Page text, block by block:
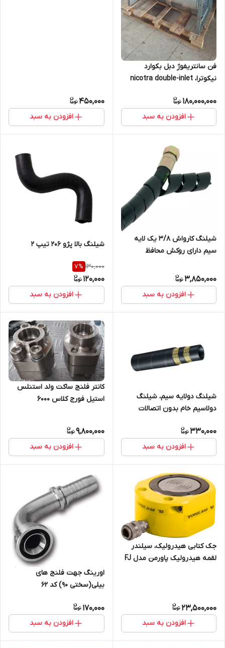
فن سانتریفوژ دبل بکوارد
نیکوترا، nicotra double-inlet
geometry
180,000,000
افزودن به سبد
450,000
افزودن به سبد
شیلنگ کارواش 3/8 یک لایه
سیم دارای روکش محافظ
هیدرواستاتیک
3,850,000
افزودن به سبد
شیلنگ بالا پژو 206 تیپ 2
130,000
7%
120,000
افزودن به سبد
شیلنگ دولایه سیم، شیلنگ
دولاسیم خام بدون اتصالات
330,000
افزودن به سبد
کانتر فلنج ساکت ولد استنلس
استیل فورج کلاس 6000
9,800,000
افزودن به سبد
جک کتابی هیدرولیک، سیلندر
لقمه هیدرولیک پاورمن مدل FJ
23,500,000
افزودن به سبد
اورینگ جهت فلنج های
بیلی(سختی 90) کد 62
170,000
افزودن به سبد